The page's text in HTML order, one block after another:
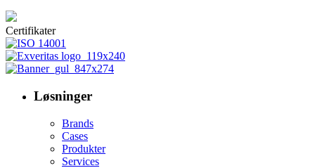
Certifikater
Løsninger
Brands
Cases
Produkter
Services